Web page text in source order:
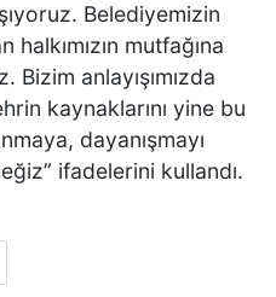
Belediyemizin
halkımızın mutfağına
Bizim anlayışımızda
kaynaklarını yine bu
dayanışmayı
ifadelerini kullandı.